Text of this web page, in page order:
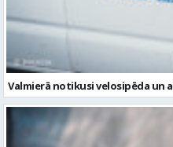
Valmierā notikusi velosipēda un